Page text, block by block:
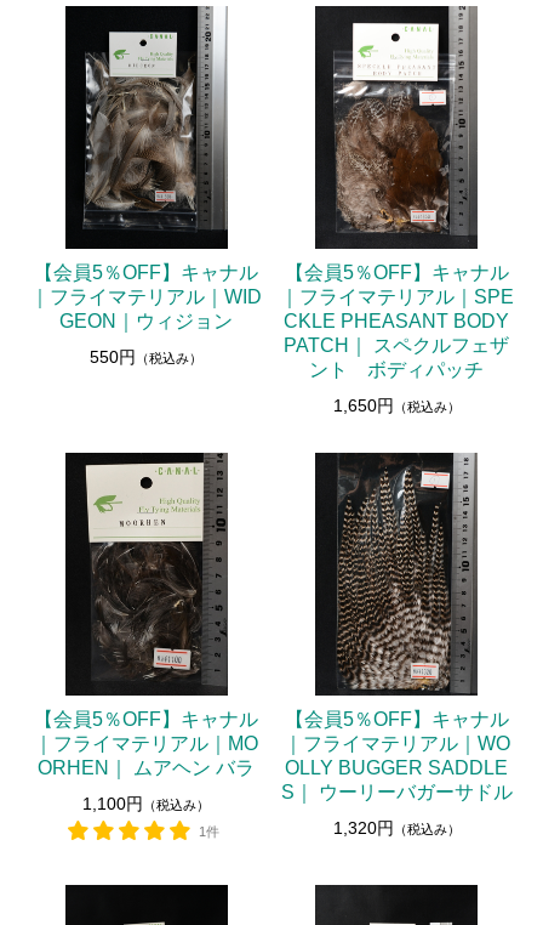
【会員5％OFF】キャナル
｜フライマテリアル｜WID
GEON｜ウィジョン
550円 （税込み）
【会員5％OFF】キャナル
｜フライマテリアル｜SPE
CKLE PHEASANT BODY
PATCH｜ スペクルフェザ
ント ボディパッチ
1,650円 （税込み）
【会員5％OFF】キャナル
｜フライマテリアル｜MO
ORHEN｜ ムアヘン バラ
1,100円
（税込み）
1件
【会員5％OFF】キャナル
｜フライマテリアル｜WO
OLLY BUGGER SADDLE
S｜ ウーリーバガーサドル
1,320円 （税込み）